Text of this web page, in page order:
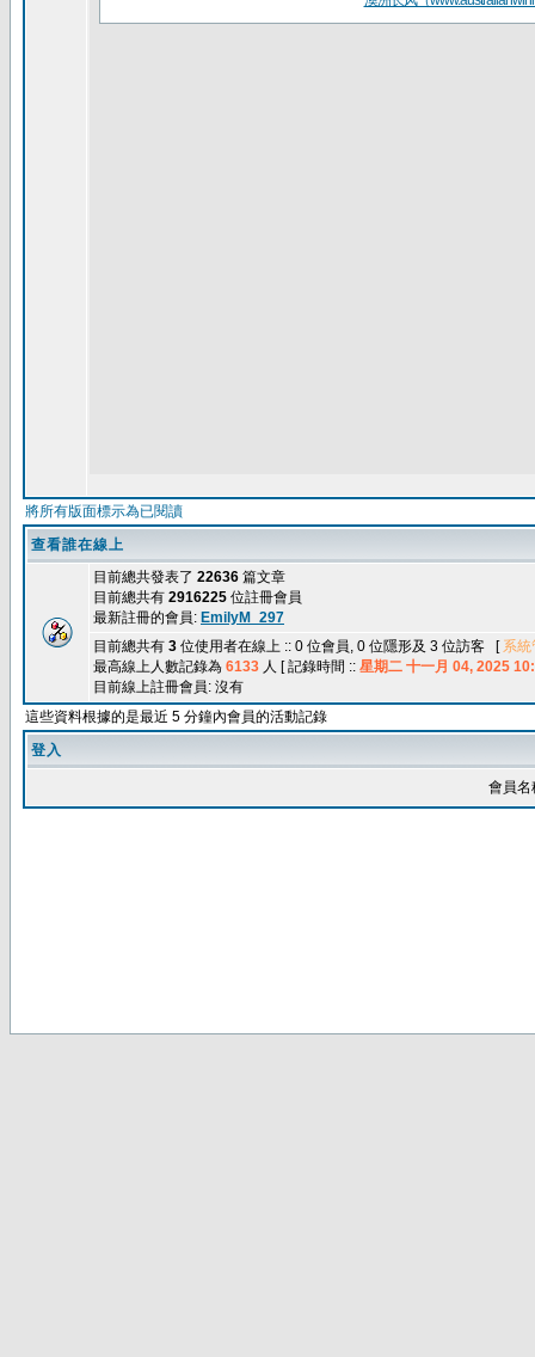
將所有版面標示為已閱讀
查看誰在線上
目前總共發表了 22636 篇文章
目前總共有 2916225 位註冊會員
最新註冊的會員: EmilyM_297
目前總共有 3 位使用者在線上 :: 0 位會員, 0 位隱形及 3 位訪客 [ 系統
最高線上人數記錄為 6133 人 [ 記錄時間 :: 星期二 十一月 04, 2025
目前線上註冊會員: 沒有
這些資料根據的是最近 5 分鐘內會員的活動記錄
登入
會員